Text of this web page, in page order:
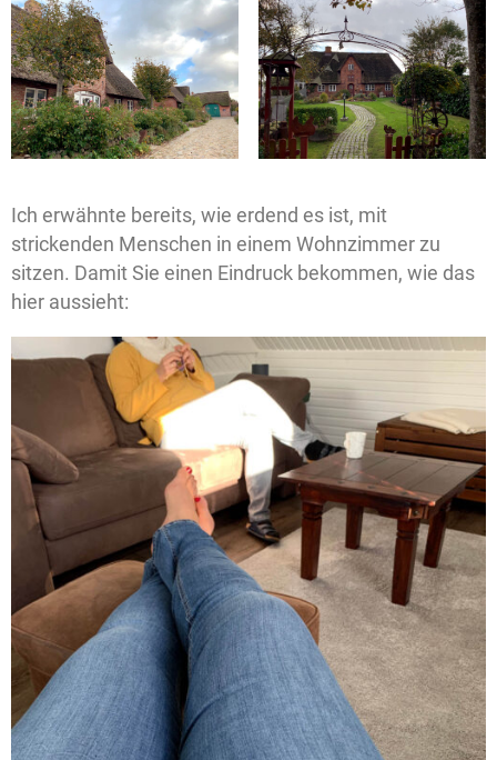
Ich erwähnte bereits, wie erdend es ist, mit
strickenden Menschen in einem Wohnzimmer zu
sitzen. Damit Sie einen Eindruck bekommen, wie das
hier aussieht: